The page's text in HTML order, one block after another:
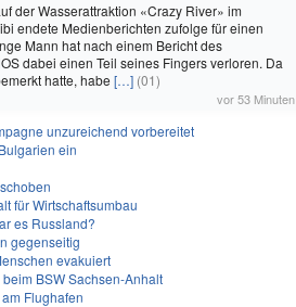
der Wasserattraktion «Crazy River» im
endete Medienberichten zufolge für einen
Mann hat nach einem Bericht des
dabei einen Teil seines Fingers verloren. Da
hatte, habe […] (01)
vor 53 Minuten
unzureichend vorbereitet
ein
für Wirtschaftsumbau
es Russland?
gegenseitig
evakuiert
BSW Sachsen-Anhalt
Flughafen